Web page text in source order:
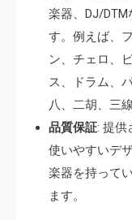
楽器、DJ/
す。例えば、
ン、チェロ、
ス、ドラム、
八、二胡、三
品質保証: 提供
使いやすいデ
楽器を持って
ます。